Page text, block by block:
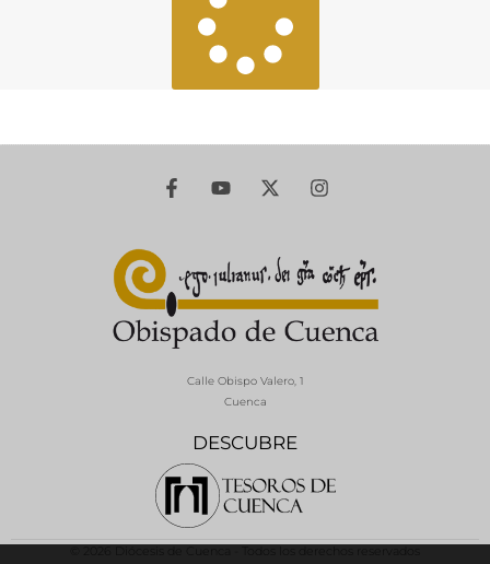
DESCUBRE
Calle Obispo Valero, 1
Cuenca